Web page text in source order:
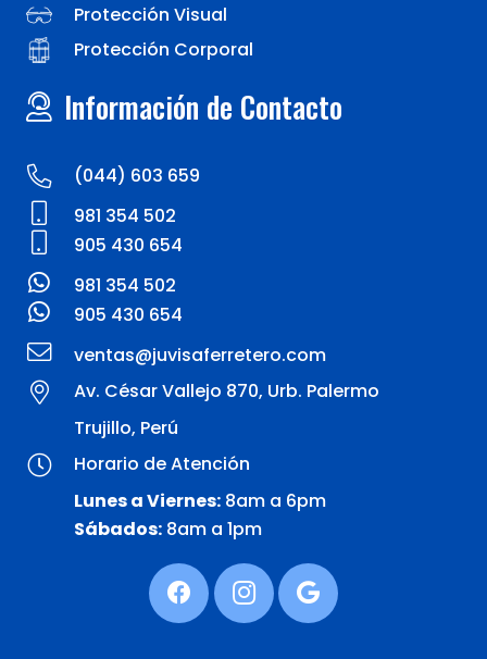
Protección Visual
Protección Corporal
Información de Contacto
(044) 603 659
981 354 502
905 430 654
981 354 502
905 430 654
ventas@juvisaferretero.com
Av. César Vallejo 870, Urb. Palermo
Trujillo, Perú
Horario de Atención
Lunes a Viernes: 8am a 6pm
Sábados: 8am a 1pm